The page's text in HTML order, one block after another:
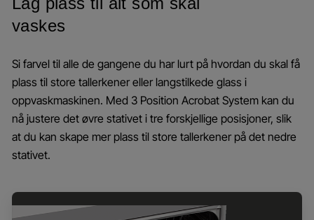
vaskes
Si farvel til alle de gangene du har lurt på hvordan du skal få
plass til store tallerkener eller langstilkede glass i
oppvaskmaskinen. Med 3 Position Acrobat System kan du
nå justere det øvre stativet i tre forskjellige posisjoner, slik
at du kan skape mer plass til store tallerkener på det nedre
stativet.